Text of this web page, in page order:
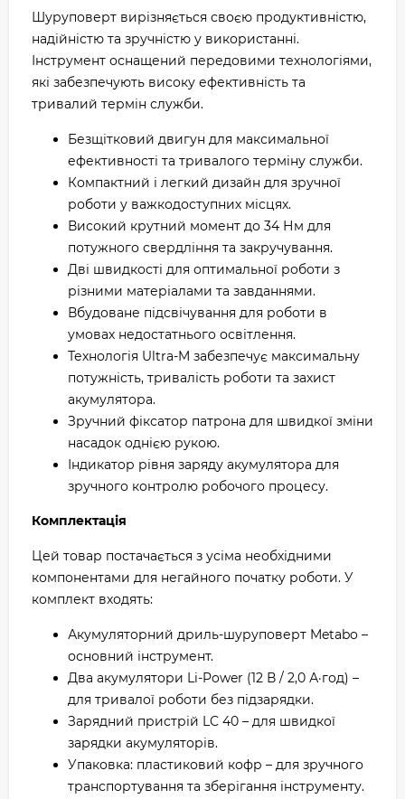
Шуруповерт вирізняється своєю продуктивністю,
надійністю та зручністю у використанні.
Інструмент оснащений передовими технологіями,
які забезпечують високу ефективність та
тривалий термін служби.
Безщітковий двигун для максимальної
ефективності та тривалого терміну служби.
Компактний і легкий дизайн для зручної
роботи у важкодоступних місцях.
Високий крутний момент до 34 Нм для
потужного свердління та закручування.
Дві швидкості для оптимальної роботи з
різними матеріалами та завданнями.
Вбудоване підсвічування для роботи в
умовах недостатнього освітлення.
Технологія Ultra-M забезпечує максимальну
потужність, тривалість роботи та захист
акумулятора.
Зручний фіксатор патрона для швидкої зміни
насадок однією рукою.
Індикатор рівня заряду акумулятора для
зручного контролю робочого процесу.
Комплектація
Цей товар постачається з усіма необхідними
компонентами для негайного початку роботи. У
комплект входять:
Акумуляторний дриль-шуруповерт Metabo –
основний інструмент.
Два акумулятори Li-Power (12 В / 2,0 А·год) –
для тривалої роботи без підзарядки.
Зарядний пристрій LC 40 – для швидкої
зарядки акумуляторів.
Упаковка: пластиковий кофр – для зручного
транспортування та зберігання інструменту.